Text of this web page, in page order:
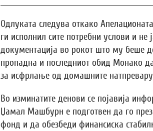
Одлуката следува откако
ги исполнил сите потребни услови и не
документација во рокот што му беше
пропадна и последниот обид Монако
за исфрлање од домашните
Во изминатите денови се појавија
Џамал Машбурн е подготвен да го
фонд и да обезбеди финансиска